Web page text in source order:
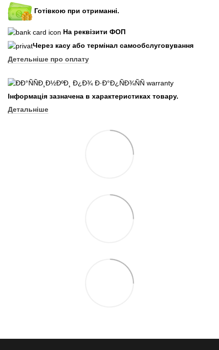
Готівкою при отриманні.
На реквізити ФОП
Через касу або термінал самообслуговування
Детельніше про оплату
Інформація зазначена в характеристиках товару.
Детальніше